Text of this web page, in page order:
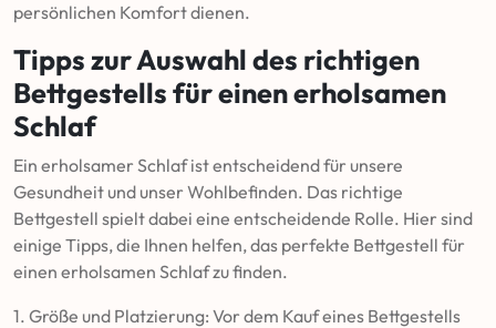
persönlichen Komfort dienen.
Tipps zur Auswahl des richtigen
Bettgestells für einen erholsamen
Schlaf
Ein erholsamer Schlaf ist entscheidend für unsere
Gesundheit und unser Wohlbefinden. Das richtige
Bettgestell spielt dabei eine entscheidende Rolle. Hier sind
einige Tipps, die Ihnen helfen, das perfekte Bettgestell für
einen erholsamen Schlaf zu finden.
1. Größe und Platzierung: Vor dem Kauf eines Bettgestells